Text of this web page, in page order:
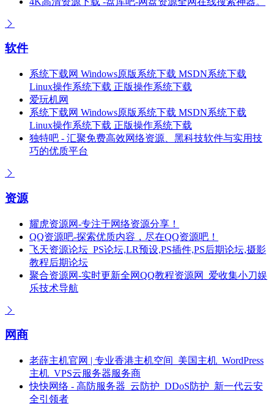
软件
系统下载网 Windows原版系统下载 MSDN系统下载
Linux操作系统下载 正版操作系统下载
爱玩机网
系统下载网 Windows原版系统下载 MSDN系统下载
Linux操作系统下载 正版操作系统下载
独特吧 - 汇聚免费高效网络资源、黑科技软件与实用技
巧的优质平台
资源
耀虎资源网-专注于网络资源分享！
QQ资源吧-探索优质内容，尽在QQ资源吧！
飞天资源论坛_PS论坛,LR预设,PS插件,PS后期论坛,摄影
教程后期论坛
聚合资源网-实时更新全网QQ教程资源网_爱收集小刀娱
乐技术导航
网商
老薛主机官网 | 专业香港主机空间_美国主机_WordPress
主机_VPS云服务器服务商
快快网络 - 高防服务器_云防护_DDoS防护_新一代云安
全引领者